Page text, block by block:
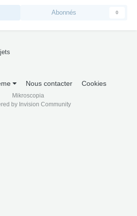
Abonnés 0
Nous contacter Cookies
Mikroscopia
by Invision Community